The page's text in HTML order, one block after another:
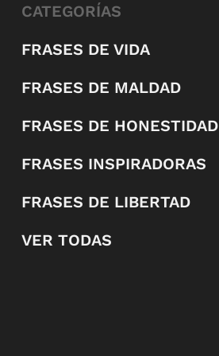
CATEGORÍAS
FRASES DE VIDA
FRASES DE MALDAD
FRASES DE HONESTIDAD
FRASES INSPIRADORAS
FRASES DE LIBERTAD
VER TODAS